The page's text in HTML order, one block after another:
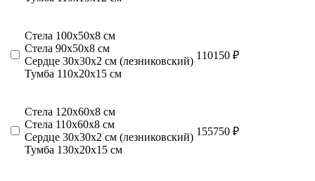
Стела 100х50х8 см
Стела 90х50х8 см
Сердце 30х30х2 см (лезниковский)
Тумба 110х20х15 см
110150 ₽
Стела 120х60х8 см
Стела 110х60х8 см
Сердце 30х30х2 см (лезниковский)
Тумба 130х20х15 см
155750 ₽